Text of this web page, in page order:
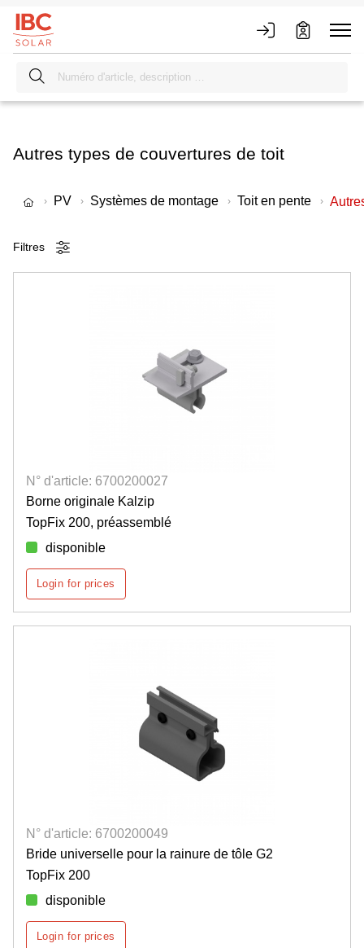
Autres types de couvertures de toit
PV Systèmes de montage Toit en pente
Filtres
N° d'article: 6700200027
Borne originale Kalzip
TopFix 200, préassemblé
disponible
Login for prices
N° d'article: 6700200049
Bride universelle pour la rainure de tôle G2
TopFix 200
disponible
Login for prices